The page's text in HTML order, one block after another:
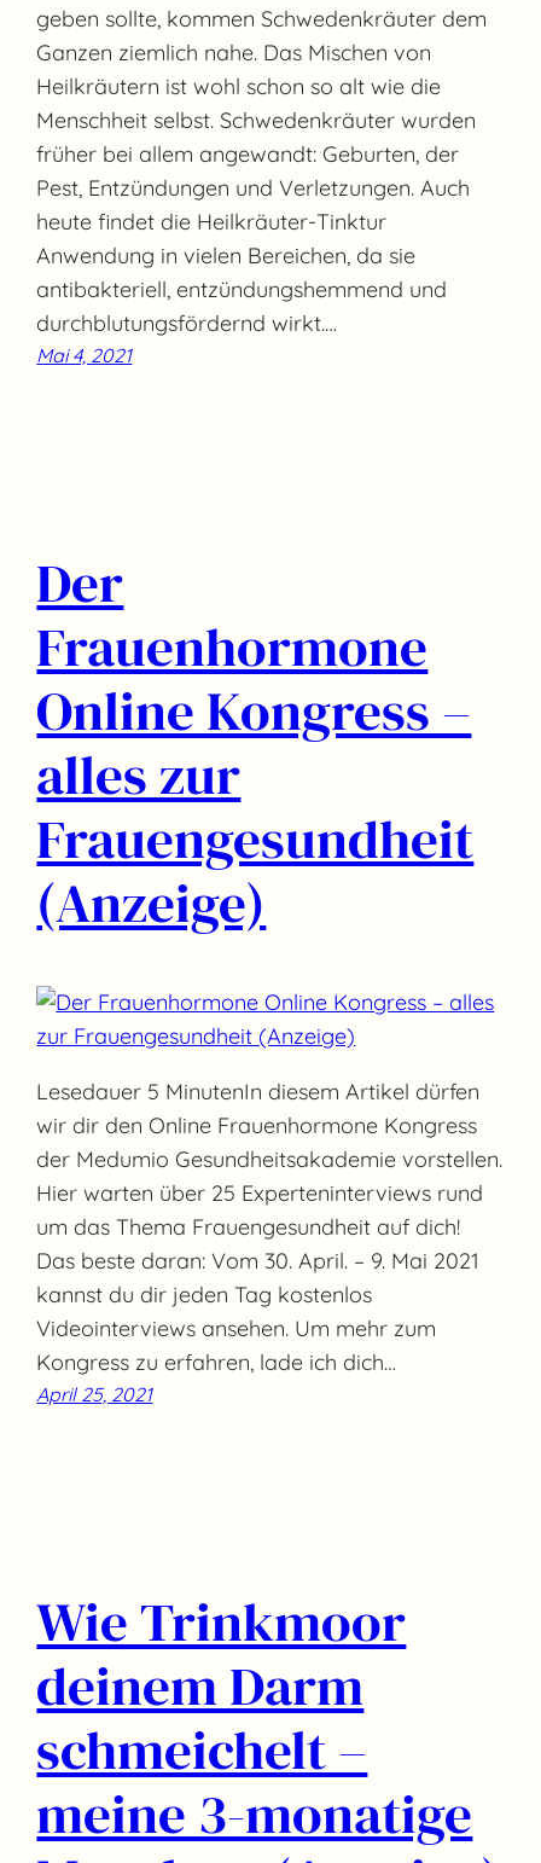
geben sollte, kommen Schwedenkräuter dem
Ganzen ziemlich nahe. Das Mischen von
Heilkräutern ist wohl schon so alt wie die
Menschheit selbst. Schwedenkräuter wurden
früher bei allem angewandt: Geburten, der
Pest, Entzündungen und Verletzungen. Auch
heute findet die Heilkräuter-Tinktur
Anwendung in vielen Bereichen, da sie
antibakteriell, entzündungshemmend und
durchblutungsfördernd wirkt.…
Mai 4, 2021
Der
Frauenhormone
Online Kongress –
alles zur
Frauengesundheit
(Anzeige)
Lesedauer 5 MinutenIn diesem Artikel dürfen
wir dir den Online Frauenhormone Kongress
der Medumio Gesundheitsakademie vorstellen.
Hier warten über 25 Experteninterviews rund
um das Thema Frauengesundheit auf dich!
Das beste daran: Vom 30. April. – 9. Mai 2021
kannst du dir jeden Tag kostenlos
Videointerviews ansehen. Um mehr zum
Kongress zu erfahren, lade ich dich…
April 25, 2021
Wie Trinkmoor
deinem Darm
schmeichelt –
meine 3-monatige